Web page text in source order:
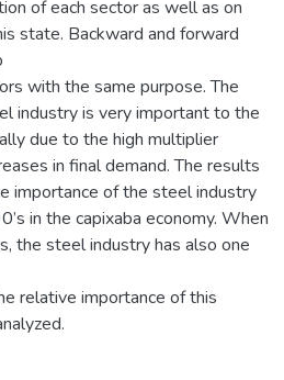
of each sector as well as on
state. Backward and forward
with the same purpose. The
industry is very important to the
due to the high multiplier
in final demand. The results
importance of the steel industry
in the capixaba economy. When
the steel industry has also one
relative importance of this